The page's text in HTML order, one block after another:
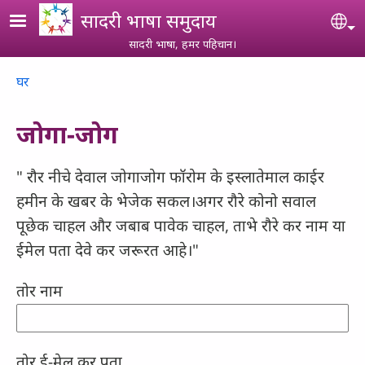
Skip to main content
सादरी भाषा समुदाय
सादरी भाषा, हमर पहिचान।
Breadcrumb
घर
जोगा-जोग
" रौर नीचे देवाल जोगाजोग फॉरोम के इस्लातेमाल काईर
हमीन के खबर के भेजेक सकल।अगर रौरे कोनो सवाल
पूछेक चाहल और जबाब पावेक चाहल, ताभे रौरे कर नाम या
ईमेल पता देवे कर जरूरत आहे।"
तोर नाम